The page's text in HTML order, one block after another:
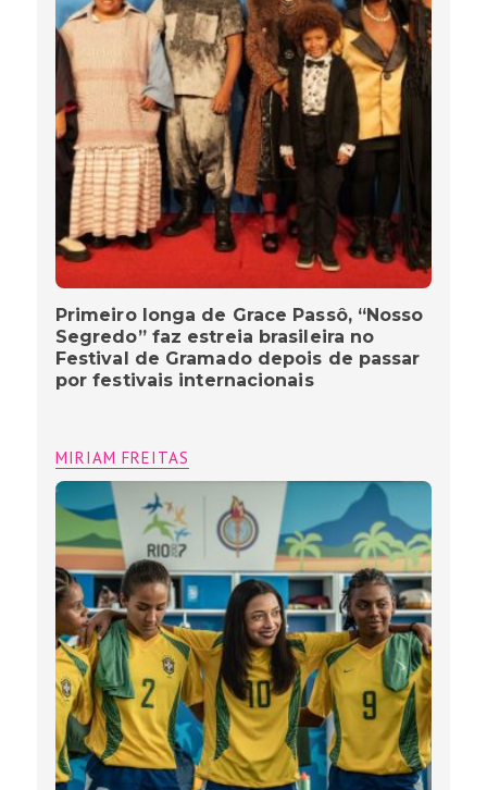
Primeiro longa de Grace Passô, “Nosso
Segredo” faz estreia brasileira no
Festival de Gramado depois de passar
por festivais internacionais
MIRIAM FREITAS